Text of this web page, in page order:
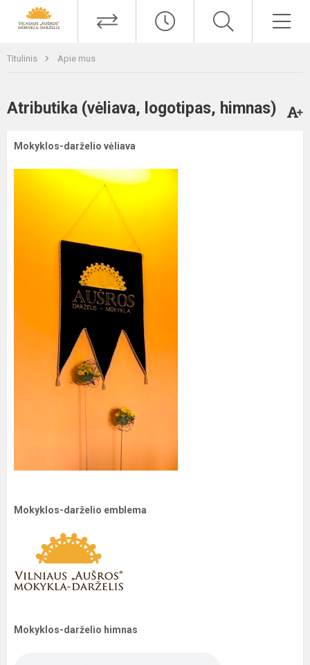
Titulinis Apie mus
Atributika (vėliava, logotipas, himnas)
Mokyklos-darželio vėliava
Mokyklos-darželio emblema
Mokyklos-darželio himnas